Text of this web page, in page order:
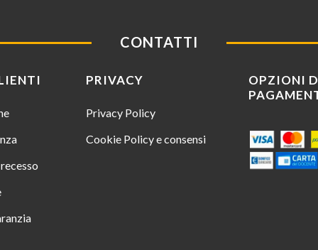
CONTATTI
PRIVACY
Privacy Policy
Cookie Policy e consensi
OPZIONI